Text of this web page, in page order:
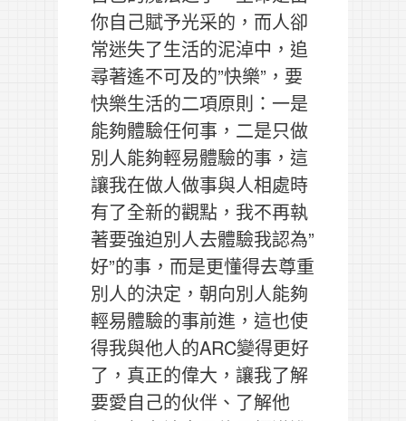
你自己賦予光采的，而人卻
常迷失了生活的泥淖中，追
尋著遙不可及的”快樂”，要
快樂生活的二項原則：一是
能夠體驗任何事，二是只做
別人能夠輕易體驗的事，這
讓我在做人做事與人相處時
有了全新的觀點，我不再執
著要強迫別人去體驗我認為”
好”的事，而是更懂得去尊重
別人的決定，朝向別人能夠
輕易體驗的事前進，這也使
得我與他人的ARC變得更好
了，真正的偉大，讓我了解
要愛自己的伙伴、了解他